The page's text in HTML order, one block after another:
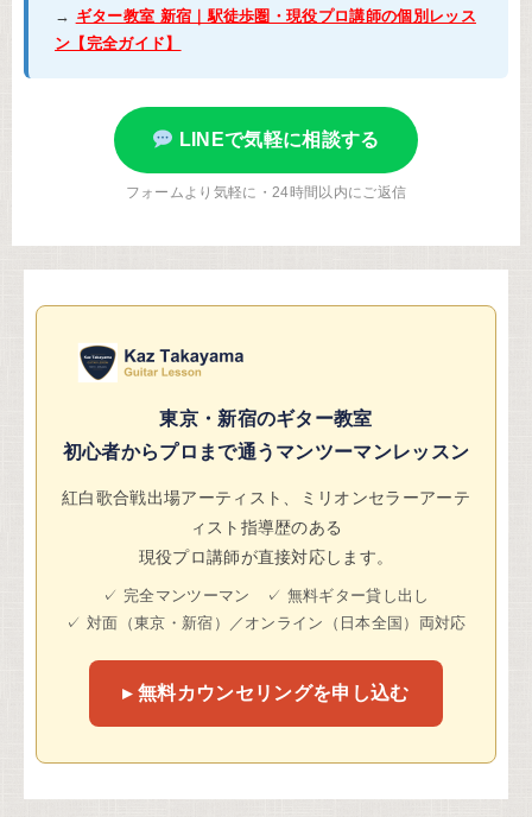
→ ギター教室 新宿｜駅徒歩圏・現役プロ講師の個別レッス
ン【完全ガイド】
LINEで気軽に相談する
フォームより気軽に・24時間以内にご返信
東京・新宿のギター教室
初心者からプロまで通うマンツーマンレッスン
紅白歌合戦出場アーティスト、ミリオンセラーアーテ
ィスト指導歴のある
現役プロ講師が直接対応します。
✓ 完全マンツーマン ✓ 無料ギター貸し出し
✓ 対面（東京・新宿）／オンライン（日本全国）両対応
▸ 無料カウンセリングを申し込む